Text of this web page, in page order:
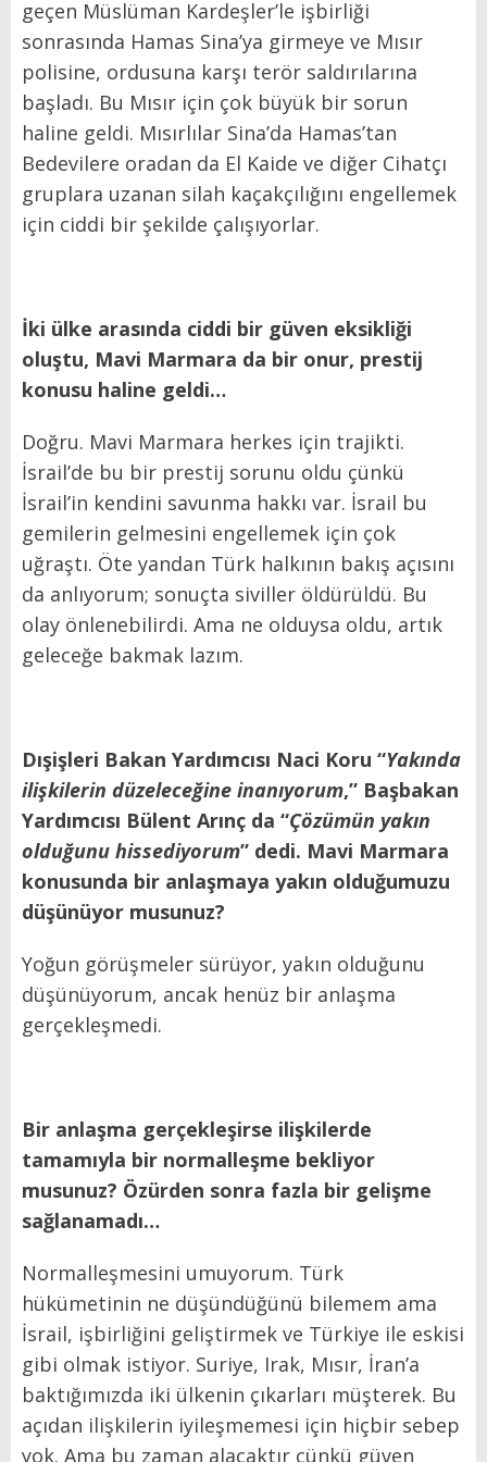
geçen Müslüman Kardeşler’le işbirliği
sonrasında Hamas Sina’ya girmeye ve Mısır
polisine, ordusuna karşı terör saldırılarına
başladı. Bu Mısır için çok büyük bir sorun
haline geldi. Mısırlılar Sina’da Hamas’tan
Bedevilere oradan da El Kaide ve diğer Cihatçı
gruplara uzanan silah kaçakçılığını engellemek
için ciddi bir şekilde çalışıyorlar.
İki ülke arasında ciddi bir güven eksikliği
oluştu, Mavi Marmara da bir onur, prestij
konusu haline geldi…
Doğru. Mavi Marmara herkes için trajikti.
İsrail’de bu bir prestij sorunu oldu çünkü
İsrail’in kendini savunma hakkı var. İsrail bu
gemilerin gelmesini engellemek için çok
uğraştı. Öte yandan Türk halkının bakış açısını
da anlıyorum; sonuçta siviller öldürüldü. Bu
olay önlenebilirdi. Ama ne olduysa oldu, artık
geleceğe bakmak lazım.
Dışişleri Bakan Yardımcısı Naci Koru “Yakında
ilişkilerin düzeleceğine inanıyorum,” Başbakan
Yardımcısı Bülent Arınç da “Çözümün yakın
olduğunu hissediyorum” dedi. Mavi Marmara
konusunda bir anlaşmaya yakın olduğumuzu
düşünüyor musunuz?
Yoğun görüşmeler sürüyor, yakın olduğunu
düşünüyorum, ancak henüz bir anlaşma
gerçekleşmedi.
Bir anlaşma gerçekleşirse ilişkilerde
tamamıyla bir normalleşme bekliyor
musunuz? Özürden sonra fazla bir gelişme
sağlanamadı…
Normalleşmesini umuyorum. Türk
hükümetinin ne düşündüğünü bilemem ama
İsrail, işbirliğini geliştirmek ve Türkiye ile eskisi
gibi olmak istiyor. Suriye, Irak, Mısır, İran’a
baktığımızda iki ülkenin çıkarları müşterek. Bu
açıdan ilişkilerin iyileşmemesi için hiçbir sebep
yok. Ama bu zaman alacaktır çünkü güven